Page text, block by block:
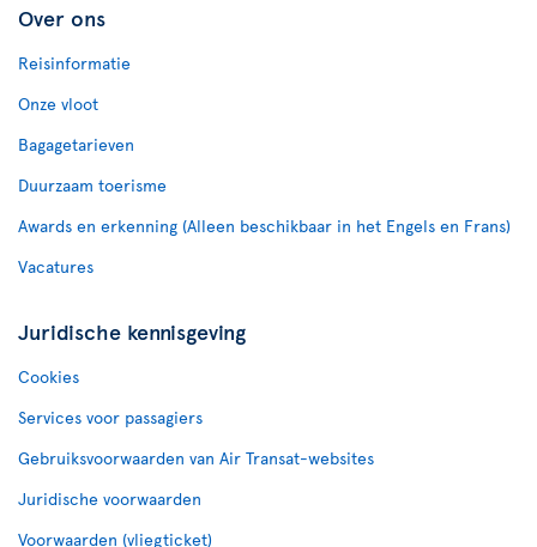
Over ons
Reisinformatie
Onze vloot
Bagagetarieven
Duurzaam toerisme
Awards en erkenning (Alleen beschikbaar in het Engels en Frans)
Vacatures
Juridische kennisgeving
Cookies
Services voor passagiers
Gebruiksvoorwaarden van Air Transat-websites
Juridische voorwaarden
Voorwaarden (vliegticket)